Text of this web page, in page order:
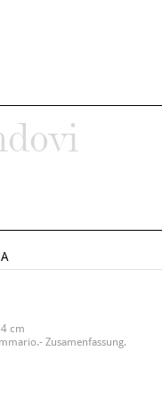
cm
Zusamenfassung.